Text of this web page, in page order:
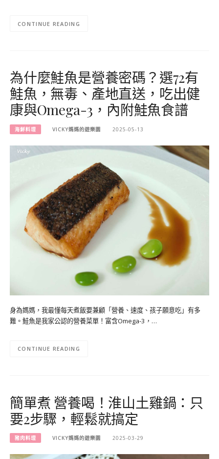
CONTINUE READING
為什麼鮭魚是營養密碼？選72有
鮭魚，無毒、產地直送，吃出健
康與Omega-3，內附鮭魚食譜
海鮮料理 VICKY媽媽的遊樂園 2025-05-13
身為媽媽，我最懂每天煮飯要兼顧「營養、速度、孩子願意吃」有多
難。鮭魚是我家公認的營養菜單！富含Omega-3，…
CONTINUE READING
簡單煮 營養喝！淮山土雞鍋：只
要2步驟，輕鬆就搞定
豬肉料理 VICKY媽媽的遊樂園 2025-03-29